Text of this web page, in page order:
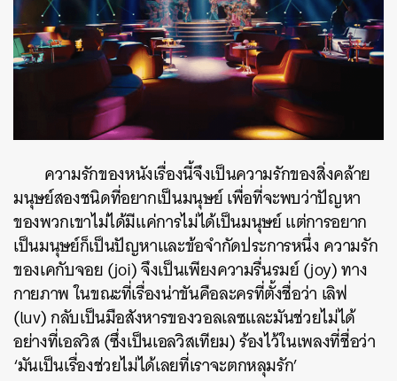
ความรักของหนังเรื่องนี้จึงเป็นความรักของสิ่งคล้าย
มนุษย์สองชนิดที่อยากเป็นมนุษย์ เพื่อที่จะพบว่าปัญหา
ของพวกเขาไม่ได้มีแค่การไม่ได้เป็นมนุษย์ แต่การอยาก
เป็นมนุษย์ก็เป็นปัญหาและข้อจำกัดประการหนึ่ง ความรัก
ของเคกับจอย (joi) จึงเป็นเพียงความรื่นรมย์ (joy) ทาง
กายภาพ ในขณะที่เรื่องน่าขันคือละครที่ตั้งชื่อว่า เลิฟ
(luv) กลับเป็นมือสังหารของวอลเลซและมันช่วยไม่ได้
อย่างที่เอลวิส (ซึ่งเป็นเอลวิสเทียม) ร้องไว้ในเพลงที่ชื่อว่า
‘มันเป็นเรื่องช่วยไม่ได้เลยที่เราจะตกหลุมรัก’